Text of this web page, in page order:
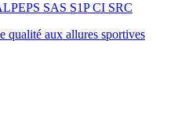
SAS S1P CI SRC
qualité aux allures sportives